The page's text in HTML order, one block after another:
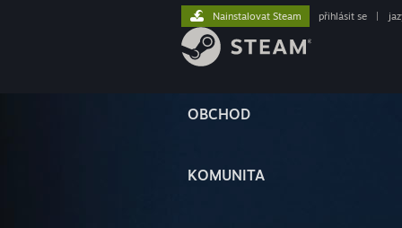
OBCHOD
KOMUNITA
Nainstalovat Steam přihlásit se